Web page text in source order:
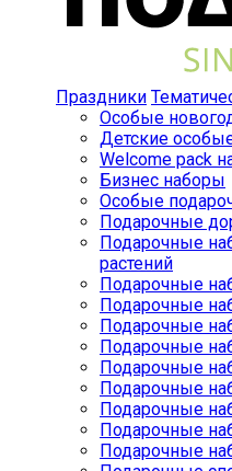
Праздники
Особые
Детские
Welcome pack
Бизнес наборы
Особые
Подарочные
Подарочные
растений
Подарочные
Подарочные
Подарочные
Подарочные
Подарочные
Подарочные
Подарочные
Подарочные
Подарочные